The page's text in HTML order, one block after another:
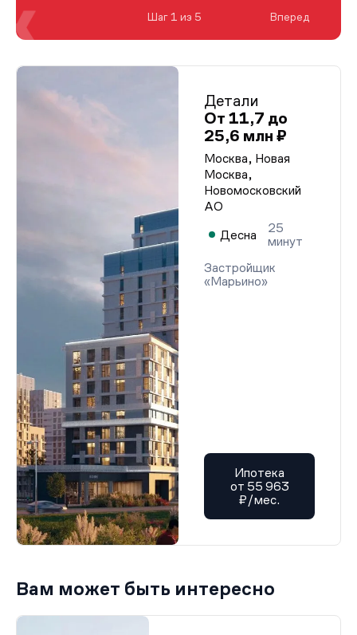
Детали
От 11,7 до
25,6 млн ₽
Москва, Новая
Москва,
Новомосковский
АО
Десна
25
минут
Застройщик
«Марьино»
Ипотека
от 55 963
₽/мес.
Шаг 1 из 5 Вперед
Вам может быть интересно